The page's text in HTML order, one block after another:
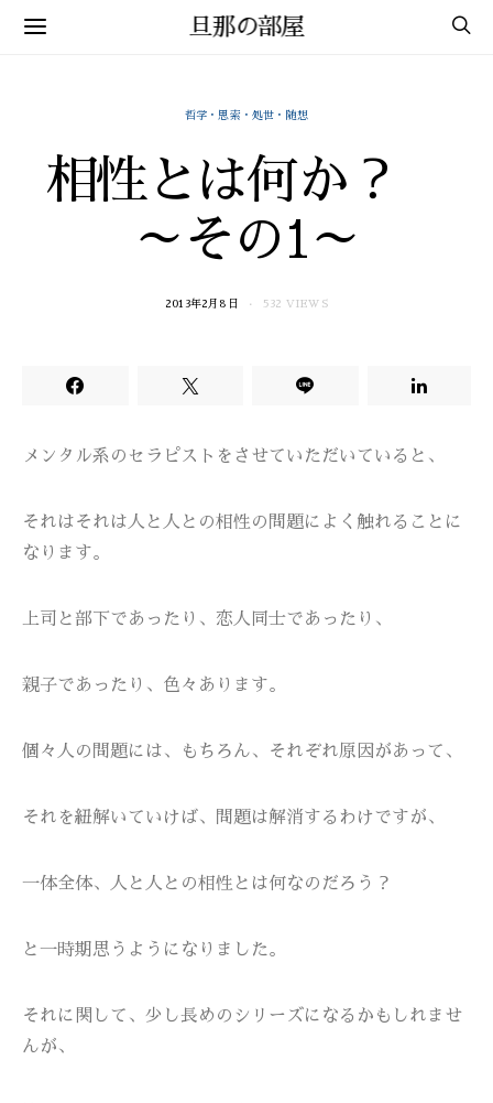
旦那の部屋
哲学・思索・処世・随想
相性とは何か？
～その1～
2013年2月8日 532 VIEWS
メンタル系のセラピストをさせていただいていると、
それはそれは人と人との相性の問題によく触れることに
なります。
上司と部下であったり、恋人同士であったり、
親子であったり、色々あります。
個々人の問題には、もちろん、それぞれ原因があって、
それを紐解いていけば、問題は解消するわけですが、
一体全体、人と人との相性とは何なのだろう？
と一時期思うようになりました。
それに関して、少し長めのシリーズになるかもしれませ
んが、